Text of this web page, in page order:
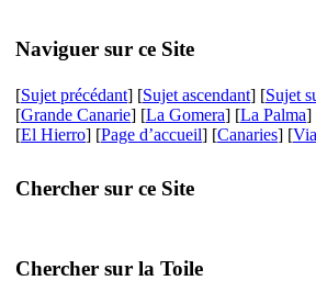
Naviguer sur ce Site
[Sujet précédant] [Sujet ascendant] [Sujet
[Grande Canarie] [La Gomera] [La Palma]
[El Hierro] [Page d’accueil] [Canaries] [
Chercher sur ce Site
Chercher sur la Toile